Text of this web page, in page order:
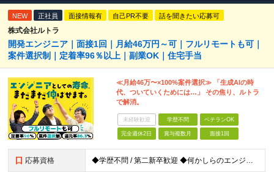
NEW 正社員 面接情報有 自己PR不要 話を聞きたい応募可
株式会社ルトラ
開発エンジニア｜面接1回｜月給46万円～可｜フルリモートも可｜
案件選択制｜定着率96％以上｜副業OK｜住宅手当
≪月給46万〜×100%案件選択≫ 「生成AIの時
代、ついていくためには…」 その焦り、ルトラ
で解消。
未経験歓迎 学歴不問 ベテランOK
完全週休2日 賞与複数月 面接1回
応募資格 ◆学歴不問 / 第二新卒歓迎 ◆何かしらのエンジニア経験をお持ちの方 （言語・期間・フェーズ不問） 経験浅めの方も遠慮なくご応募ください！ ■入社前Q＆A ────── ◎実力に見合った報酬が手に